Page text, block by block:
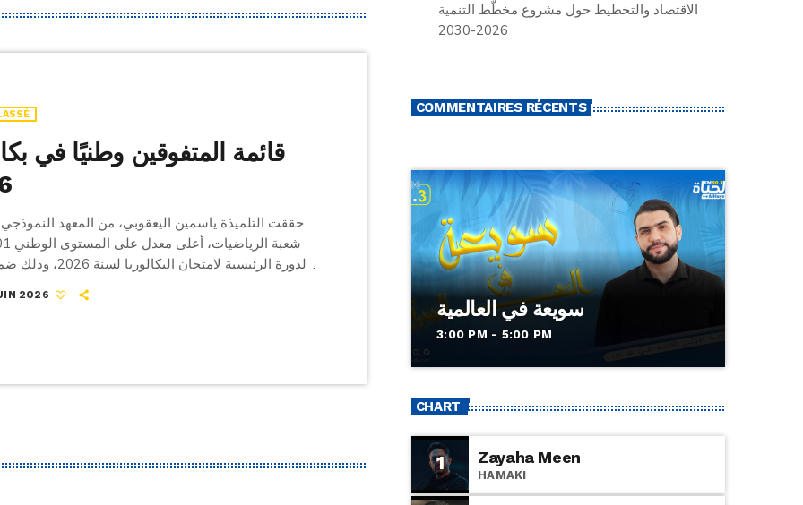
قائمة المتفوقين وطنيًا في
حققت التلميذة ياسمين اليعقوبي، من المعهد النموذجي
الدورة الرئيسية لامتحان
التلميذة ملكة الوحيشي، من المعهد النموذجي
2026
الاقتصاد والتخطيط حول مشروع مخطّط التنمية
2026-2030
COMMENTAIRES RÉCENTS
سويعة في العالمية
3:00 PM - 5:00 PM
CHART
1 Zayaha Meen
HAMAKI